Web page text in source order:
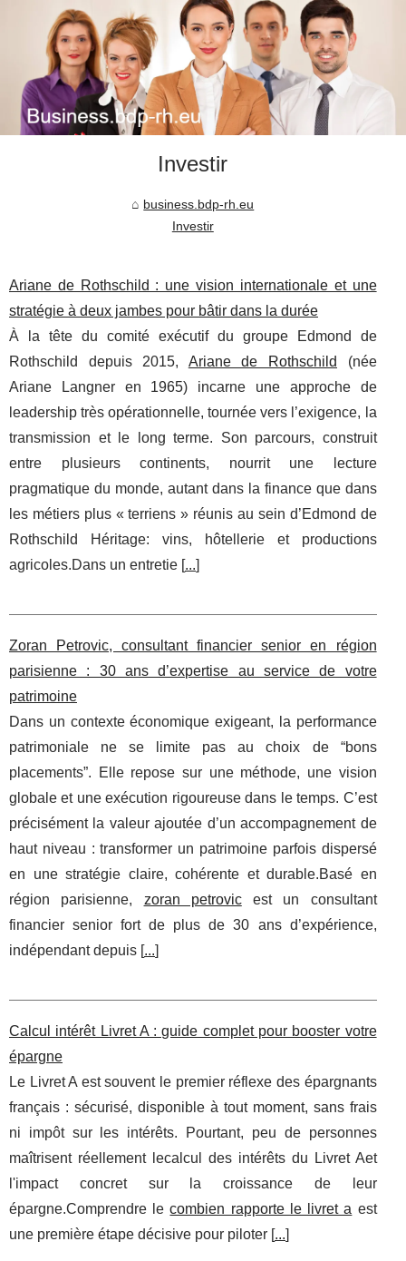
Investir
business.bdp-rh.eu
Investir
Ariane de Rothschild : une vision internationale et une
stratégie à deux jambes pour bâtir dans la durée
À la tête du comité exécutif du groupe Edmond de
Rothschild depuis 2015, Ariane de Rothschild
(née
Ariane Langner en 1965) incarne une approche de
leadership très opérationnelle, tournée vers l’exigence, la
transmission et le long terme. Son parcours, construit
entre plusieurs continents, nourrit une lecture
pragmatique du monde, autant dans la finance que dans
les métiers plus « terriens » réunis au sein d’Edmond de
Rothschild Héritage: vins, hôtellerie et productions
agricoles.Dans un entretie [...]
Zoran Petrovic, consultant financier senior en région
parisienne : 30 ans d’expertise au service de votre
patrimoine
Dans un contexte économique exigeant, la performance
patrimoniale ne se limite pas au choix de “bons
placements”. Elle repose sur une méthode, une vision
globale et une exécution rigoureuse dans le temps. C’est
précisément la valeur ajoutée d’un accompagnement de
haut niveau : transformer un patrimoine parfois dispersé
en une stratégie claire, cohérente et durable.Basé en
région parisienne, zoran petrovicest un consultant
financier senior fort de plus de 30 ans d’expérience,
indépendant depuis [...]
Calcul intérêt Livret A : guide complet pour booster votre
épargne
Le Livret A est souvent le premier réflexe des épargnants
français : sécurisé, disponible à tout moment, sans frais
ni impôt sur les intérêts. Pourtant, peu de personnes
maîtrisent réellement lecalcul des intérêts du Livret Aet
l'impact concret sur la croissance de leur
épargne.Comprendre lecombien rapporte le livret a est
une première étape décisive pour piloter [...]